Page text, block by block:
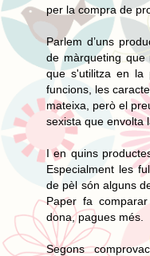
per la compra de
Parlem d’uns
de màrqueting
que s'utilitza en la
funcions, les
mateixa, però el
sexista que envolta
I en quins
Especialment les
de pèl són alguns
Paper fa
dona, pagues més.
Segons